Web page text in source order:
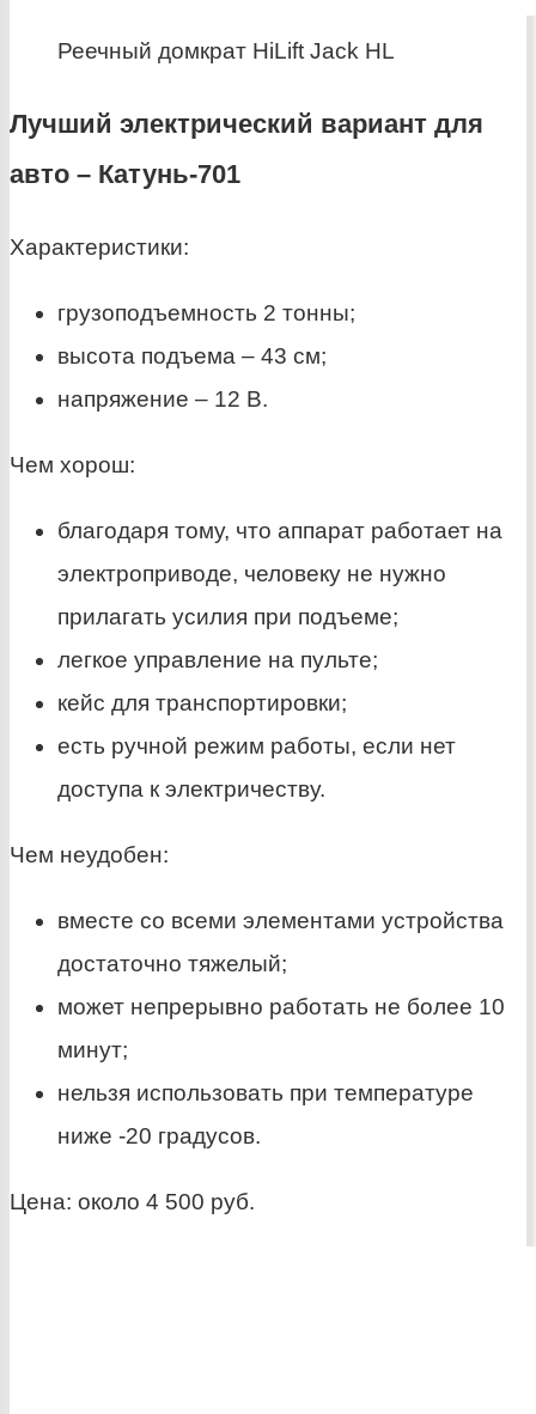
Реечный домкрат HiLift Jack HL
Лучший электрический вариант для
авто – Катунь-701
Характеристики:
грузоподъемность 2 тонны;
высота подъема – 43 см;
напряжение – 12 В.
Чем хорош:
благодаря тому, что аппарат работает на
электроприводе, человеку не нужно
прилагать усилия при подъеме;
легкое управление на пульте;
кейс для транспортировки;
есть ручной режим работы, если нет
доступа к электричеству.
Чем неудобен:
вместе со всеми элементами устройства
достаточно тяжелый;
может непрерывно работать не более 10
минут;
нельзя использовать при температуре
ниже -20 градусов.
Цена: около 4 500 руб.